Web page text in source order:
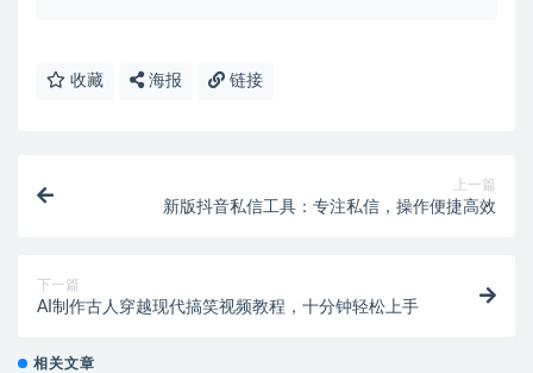
收藏 海报 链接
上一篇
新版抖音私信工具：专注私信，操作便捷高效
下一篇
AI制作古人穿越现代搞笑视频教程，十分钟轻松上手
相关文章